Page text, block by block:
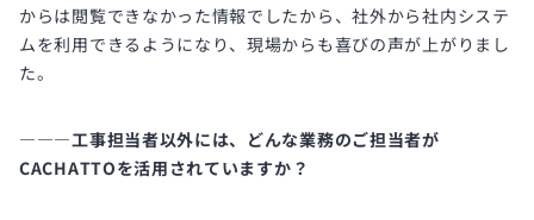
からは閲覧できなかった情報でしたから、社外から社内システ
ムを利用できるようになり、現場からも喜びの声が上がりまし
た。
―――工事担当者以外には、どんな業務のご担当者が
CACHATTOを活用されていますか？